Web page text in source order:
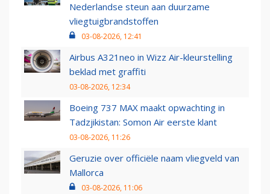
Nederlandse steun aan duurzame
vliegtuigbrandstoffen
03-08-2026, 12:41
Airbus A321neo in Wizz Air-kleurstelling
beklad met graffiti
03-08-2026, 12:34
Boeing 737 MAX maakt opwachting in
Tadzjikistan: Somon Air eerste klant
03-08-2026, 11:26
Geruzie over officiële naam vliegveld van
Mallorca
03-08-2026, 11:06